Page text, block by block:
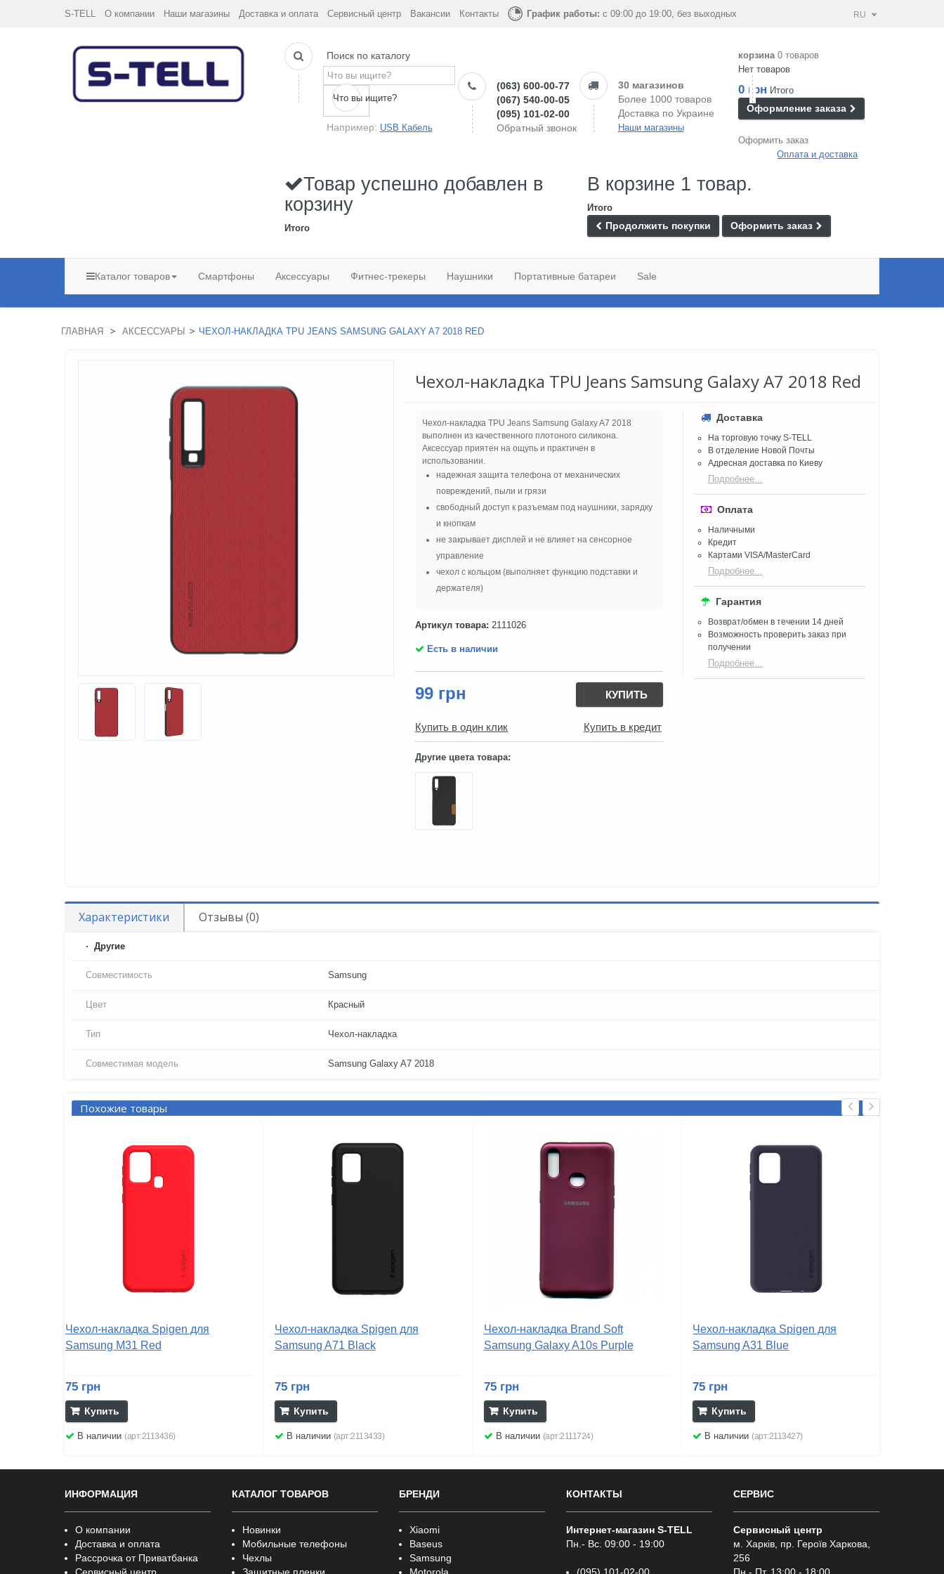
S-TELL О компании Наши магазины Доставка и оплата Сервисный центр Вакансии Контакты График работы: с 09:00 до 19:00, без выходных RU
Поиск по каталогу
Что вы ищите?
Например: USB Кабель
(063) 600-00-77
(067) 540-00-05
(095) 101-02-00
Обратный звонок
30 магазинов
Более 1000 товаров
Доставка по Украине
Наши магазины
корзина 0 товаров
Нет товаров
0 грн Итого
Оформление заказа
Оформить заказ
Оплата и доставка
Товар успешно добавлен в
корзину
Итого
В корзине 1 товар.
Итого
Продолжить покупки Оформить заказ
Каталог товаров Смартфоны Аксессуары Фитнес-трекеры Наушники Портативные батареи Sale
ГЛАВНАЯ > АКСЕССУАРЫ > ЧЕХОЛ-НАКЛАДКА TPU JEANS SAMSUNG GALAXY A7 2018 RED
Чехол-накладка TPU Jeans Samsung Galaxy A7 2018 Red
Чехол-накладка TPU Jeans Samsung Galaxy A7 2018
выполнен из качественного плотоного силикона.
Аксессуар приятен на ощупь и практичен в
использовании.
надежная защита телефона от механических
повреждений, пыли и грязи
свободный доступ к разъемам под наушники, зарядку
и кнопкам
не закрывает дисплей и не влияет на сенсорное
управление
чехол с кольцом (выполняет функцию подставки и
держателя)
Артикул товара: 2111026
Есть в наличии
99 грн КУПИТЬ
Купить в один клик Купить в кредит
Другие цвета товара:
Доставка
На торговую точку S-TELL
В отделение Новой Почты
Адресная доставка по Киеву
Подробнее...
Оплата
Наличными
Кредит
Картами VISA/MasterCard
Подробнее...
Гарантия
Возврат/обмен в течении 14 дней
Возможность проверить заказ при
получении​
Подробнее...
Характеристики Отзывы (0)
Другие
Совместимость Samsung
Цвет Красный
Тип Чехол-накладка
Совместимая модель Samsung Galaxy A7 2018
Похожие товары
Чехол-накладка Spigen для
Samsung M31 Red
75 грн
Купить
В наличии (арт:2113436)
Чехол-накладка Spigen для
Samsung A71 Black
75 грн
Купить
В наличии (арт:2113433)
Чехол-накладка Brand Soft
Samsung Galaxy A10s Purple
75 грн
Купить
В наличии (арт:2111724)
Чехол-накладка Spigen для
Samsung A31 Blue
75 грн
Купить
В наличии(арт:2113427)
ИНФОРМАЦИЯ
О компании
Доставка и оплата
Рассрочка от Приватбанка
КАТАЛОГ ТОВАРОВ
Новинки
Мобильные телефоны
Чехлы
БРЕНДИ
Xiaomi
Baseus
Samsung
КОНТАКТЫ
Интернет-магазин S-TELL
Пн.- Вс. 09:00 - 19:00
СЕРВИС
Сервисный центр
м. Харків, пр. Героїв Харкова,
256